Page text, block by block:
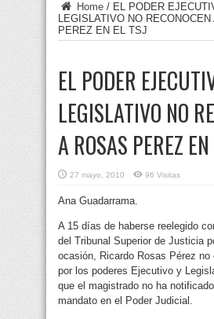
Home / EL PODER
LEGISLATIVO NO RECONOCEN
PEREZ EN EL TSJ
EL PODER
LEGISLATIVO NO
A ROSAS PEREZ
27 mayo, 2010 96 Visitas
Ana Guadarrama.
A 15 días de haberse reelegido
del Tribunal Superior de Justicia
ocasión, Ricardo Rosas Pérez no
por los poderes Ejecutivo y
que el magistrado no ha
mandato en el Poder Judicial.